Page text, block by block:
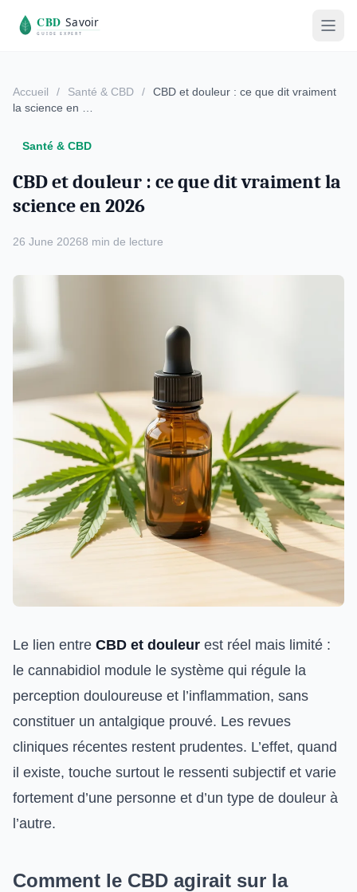
Accueil / Santé & CBD /
CBD et douleur : ce que dit vraiment
la science en …
Santé & CBD
CBD et douleur : ce que dit vraiment la
science en 2026
26 June 20268 min de lecture
Le lien entre CBD et douleur est réel mais limité :
le cannabidiol module le système qui régule la
perception douloureuse et l’inflammation, sans
constituer un antalgique prouvé. Les revues
cliniques récentes restent prudentes. L’effet, quand
il existe, touche surtout le ressenti subjectif et varie
fortement d’une personne et d’un type de douleur à
l’autre.
Comment le CBD agirait sur la